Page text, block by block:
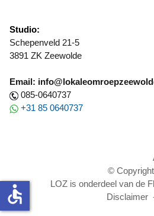
Studio:
Schepenveld 21-5
3891 ZK Zeewolde
Email:
085-0640737
+31 85 0640737
©
LOZ is onderdeel van de
Disclaimer
accessible